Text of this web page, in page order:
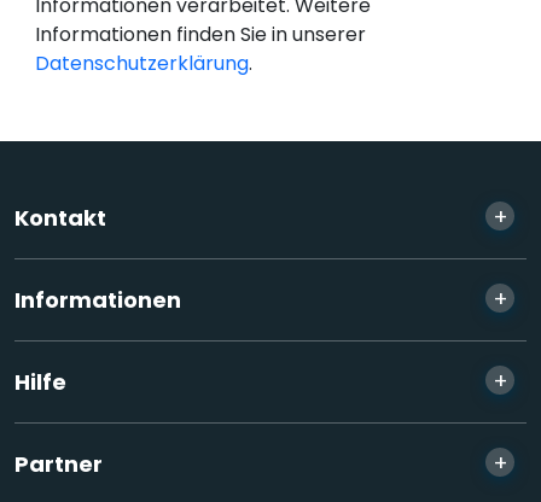
Informationen finden Sie in unserer
Datenschutzerklärung.
Kontakt +
Informationen +
Hilfe +
Partner +